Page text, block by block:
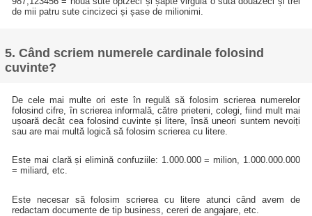
de mii patru sute cincizeci și șase de milionimi.
5. Când scriem numerele cardinale folosind
cuvinte?
De cele mai multe ori este în regulă să folosim scrierea numerelor
folosind cifre, în scrierea informală, către prieteni, colegi, fiind mult mai
ușoară decât cea folosind cuvinte și litere, însă uneori suntem nevoiți
sau are mai multă logică să folosim scrierea cu litere.
Este mai clară și elimină confuziile: 1.000.000 = milion, 1.000.000.000
= miliard, etc.
Este necesar să folosim scrierea cu litere atunci când avem de
redactam documente de tip business, cereri de angajare, etc.